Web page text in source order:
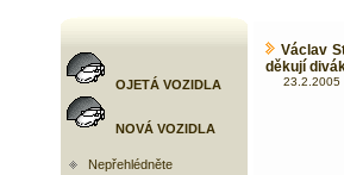
OJETÁ VOZIDLA
NOVÁ VOZIDLA
Nepřehlédněte
Václav
děkují
23.2.2005